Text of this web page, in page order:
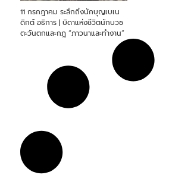
11 กรกฎาคม ระลึกถึงนักบุญเบเน
ดิกต์ อธิการ | บิดาแห่งชีวิตนักบวช
ตะวันตกและกฎ “ภาวนาและทำงาน”